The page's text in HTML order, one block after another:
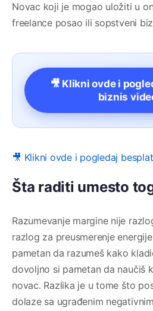
Novac koji je mogao uložiti u
freelance posao ili sopstveni
🎥 Klikni ovde i
biznis
🎥 Klikni ovde i pogledaj
Šta raditi umesto
Razumevanje margine nije
razlog za preusmerenje
pametan da razumeš kako
dovoljno si pametan da naučiš
novac. Razlika je u tome što
dolaze sa ugrađenim